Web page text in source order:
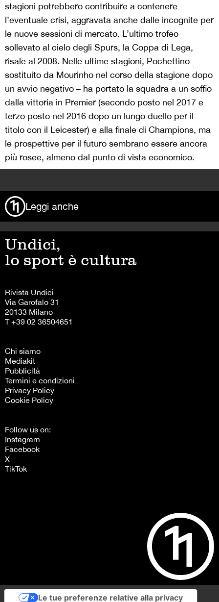
stagioni potrebbero contribuire a contenere
l’eventuale crisi, aggravata anche dalle incognite per
le nuove sessioni di mercato. L’ultimo trofeo
sollevato al cielo degli Spurs, la Coppa di Lega,
risale al 2008. Nelle ultime stagioni, Pochettino –
sostituito da Mourinho nel corso della stagione dopo
un avvio negativo – ha portato la squadra a un soffio
dalla vittoria in Premier (secondo posto nel 2017 e
terzo posto nel 2016 dopo un lungo duello per il
titolo con il Leicester) e alla finale di Champions, ma
le prospettive per il futuro sembrano essere ancora
più rosee, almeno dal punto di vista economico.
Leggi anche
Undici,
lo sport è cultura
Rivista Undici
Via Garofalo 31
20133 Milano
T +39 02 36504651
Chi siamo
Mediakit
Pubblicità
Termini e condizioni
Privacy Policy
Cookie Policy
Follow us on:
Instagram
Facebook
X
TikTok
Le tue preferenze relative alla privacy